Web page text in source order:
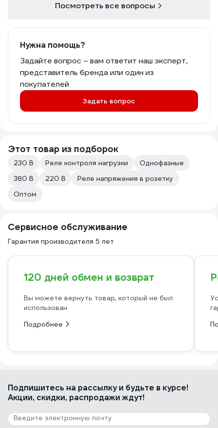
Посмотреть все вопросы
Нужна помощь?
Задайте вопрос – вам ответит наш эксперт,
представитель бренда или один из
покупателей
Задать вопрос
Этот товар из подборок
230 В Реле контроля нагрузки
Однофазные
380 В
220 В
Реле напряжения в розетку
Оптом
Сервисное обслуживание
Гарантия производителя 5 лет
120 дней обмен и возврат
Вы можете вернуть товар, который не был
использован
Подробнее
Подпишитесь на рассылкуи будьте в курсе!
Акции, скидки, распродажи ждут!